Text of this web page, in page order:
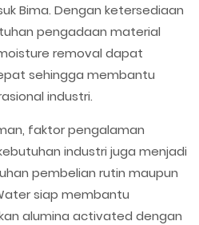
Bima. Dengan ketersediaan
pengadaan material
removal dapat
sehingga membantu
industri.
faktor pengalaman
industri juga menjadi
pembelian rutin maupun
siap membantu
alumina activated dengan